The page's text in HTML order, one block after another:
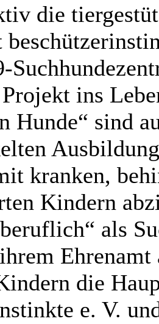
die
ins
Hunde“ sind
kranken,
Kindern
als
Ehrenamt
die
e. V.